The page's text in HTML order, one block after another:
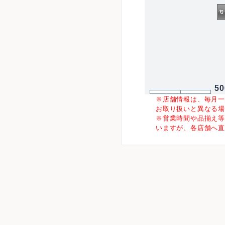
※店舗情報は、毎月
お取り扱いと異なる
※営業時間や品揃え
いますが、各店舗へ